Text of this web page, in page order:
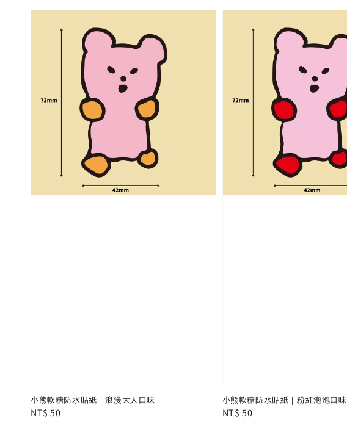
小熊軟糖防水貼紙｜浪漫大人口味
Regular
NT$ 50
小熊軟糖防水貼紙｜粉紅泡泡口味
Regular
NT$ 50